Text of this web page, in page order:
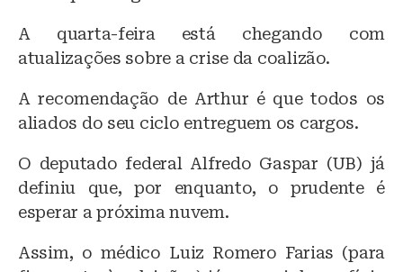
A quarta-feira está chegando com
atualizações sobre a crise da coalizão.
A recomendação de Arthur é que todos os
aliados do seu ciclo entreguem os cargos.
O deputado federal Alfredo Gaspar (UB) já
definiu que, por enquanto, o prudente é
esperar a próxima nuvem.
Assim, o médico Luiz Romero Farias (para